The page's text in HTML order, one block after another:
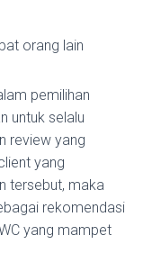
orang lain
pemilihan
untuk selalu
review yang
yang
tersebut, maka
rekomendasi
yang mampet